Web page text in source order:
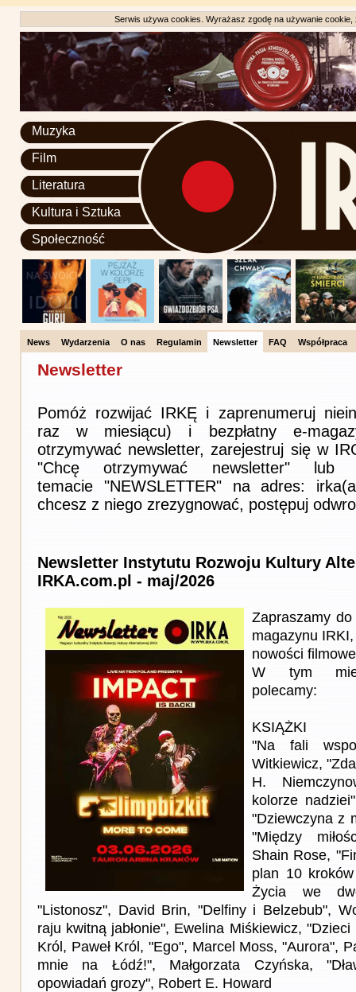
Serwis używa cookies. Wyrażasz zgodę na używanie
Muzyka
Film
Literatura
Kultura i Sztuka
Społeczność
News Wydarzenia O nas Regulamin Newsletter FAQ Współpraca
Newsletter
Pomóż rozwijać IRKĘ i zaprenumeruj
raz w miesiącu) i bezpłatny e-
otrzymywać newsletter, zarejestruj się w
"Chcę otrzymywać newsletter"
temacie "NEWSLETTER" na adres:
chcesz z niego zrezygnować, postępuj
Newsletter Instytutu Rozwoju Kultury
IRKA.com.pl - maj/2026
Zapraszamy
magazynu
nowości
W tym
polecamy:
KSIĄŻKI
"Na fali
Witkiewicz,
H.
kolorze
"Dziewczyna z
"Między
Shain Rose,
plan 10
Życia we
"Listonosz", David Brin, "Delfiny i Belzebub",
raju kwitną jabłonie", Ewelina Miśkiewicz,
Król, Paweł Król, "Ego", Marcel Moss, "Aurora",
mnie na Łódź!", Małgorzata Czyńska,
opowiadań grozy", Robert E. Howard